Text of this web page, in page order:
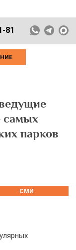
81
самых
парков
СМИ